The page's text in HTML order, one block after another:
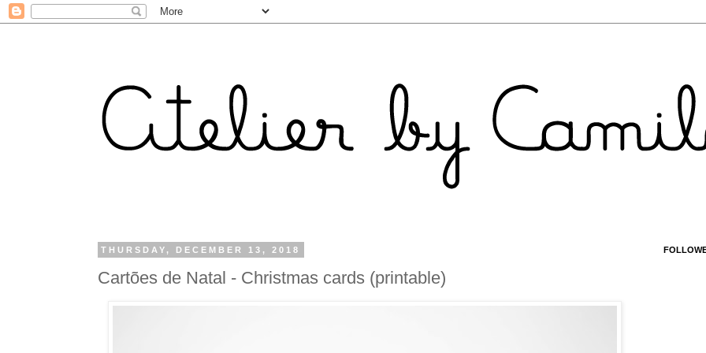
THURSDAY, DECEMBER 13, 2018
Cartões de Natal - Christmas cards (printable)